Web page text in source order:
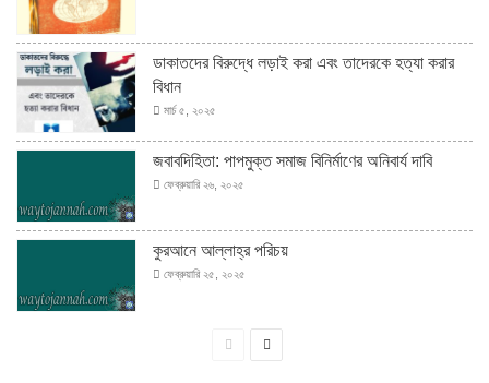
ডাকাতদের বিরুদ্ধে লড়াই করা এবং তাদেরকে হত্যা করার
বিধান
মার্চ ৫, ২০২৫
জবাবদিহিতা: পাপমুক্ত সমাজ বিনির্মাণের অনিবার্য দাবি
ফেব্রুয়ারি ২৬, ২০২৫
কুরআনে আল্লাহ্‌র পরিচয়
ফেব্রুয়ারি ২৫, ২০২৫
পূর্বের
পরবর্তী